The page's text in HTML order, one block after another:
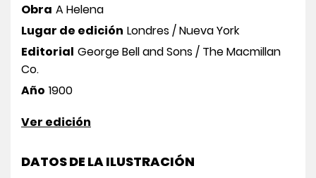
Obra A Helena
Lugar de edición Londres / Nueva York
Editorial George Bell and Sons / The Macmillan
Co.
Año 1900
Ver edición
DATOS DE LA ILUSTRACIÓN